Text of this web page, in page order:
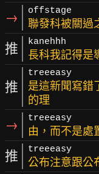
→ offstage
聯發科被關過
推 kanehhh
長科我記得是
推
treeeasy
是這新聞寫錯
的理
→ treeeasy
由，而不是處
推 treeeasy
公布注意跟公